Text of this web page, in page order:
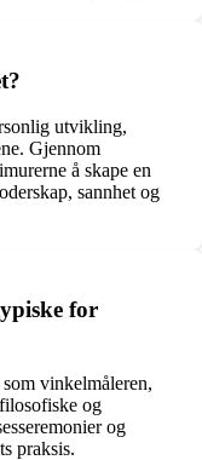
utvikling,
Gjennom
å skape en
sannhet og
for
vinkelmåleren,
og
og
praksis.